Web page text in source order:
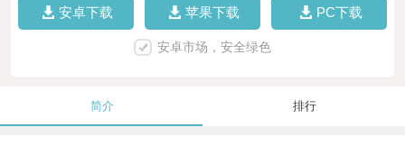
安卓下载 苹果下载 PC下载
安卓市场，安全绿色
简介 排行